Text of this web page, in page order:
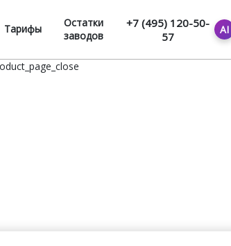
Тарифы
Остатки
заводов
+7 (495) 120-50-
57
AI